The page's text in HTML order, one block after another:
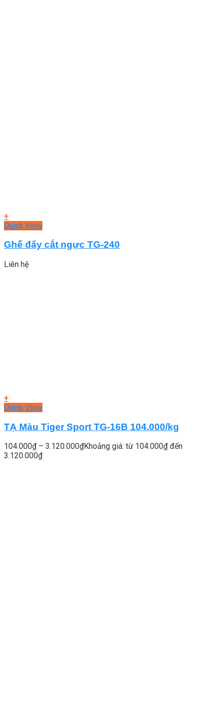
+
Quick View
Ghế đẩy cắt ngực TG-240
Liên hệ
+
Quick View
TẠ Màu Tiger Sport TG-16B 104.000/kg
104.000₫ – 3.120.000₫Khoảng giá: từ 104.000₫ đến
3.120.000₫